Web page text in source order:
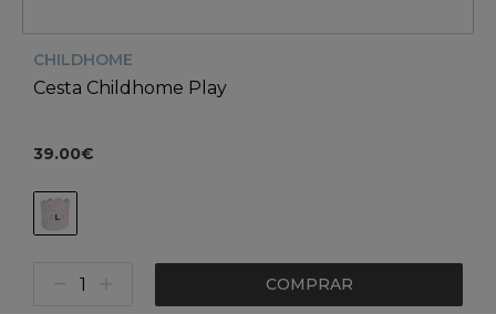
CHILDHOME
Cesta Childhome Play
39.00€
COMPRAR